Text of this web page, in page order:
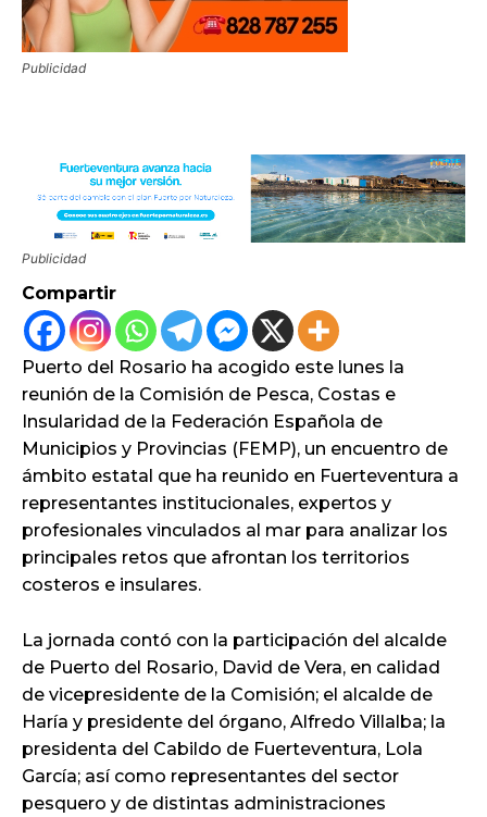
Publicidad
Publicidad
Compartir
Puerto del Rosario ha acogido este lunes la
reunión de la Comisión de Pesca, Costas e
Insularidad de la Federación Española de
Municipios y Provincias (FEMP), un encuentro de
ámbito estatal que ha reunido en Fuerteventura a
representantes institucionales, expertos y
profesionales vinculados al mar para analizar los
principales retos que afrontan los territorios
costeros e insulares.
La jornada contó con la participación del alcalde
de Puerto del Rosario, David de Vera, en calidad
de vicepresidente de la Comisión; el alcalde de
Haría y presidente del órgano, Alfredo Villalba; la
presidenta del Cabildo de Fuerteventura, Lola
García; así como representantes del sector
pesquero y de distintas administraciones